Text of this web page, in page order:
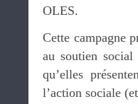
OLES.
Cette campagne
au soutien social
qu’elles
l’action sociale